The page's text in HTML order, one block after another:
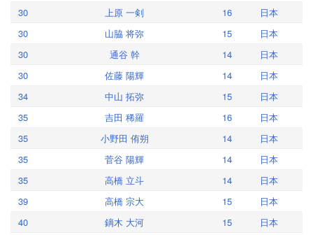
30
上原 一剣 16
日本
30
山脇 将弥 15
日本
30
通谷 幹 14
日本
30
佐藤 陽輝 14
日本
34
中山 拓弥 15
日本
35
吉田 稀羅 16
日本
35
小野田 侑朔 14
日本
35
菅谷 陽輝 14
日本
35
高橋 立斗 14
日本
39
高橋 宗大 15
日本
40
鏑木 大河 15
日本